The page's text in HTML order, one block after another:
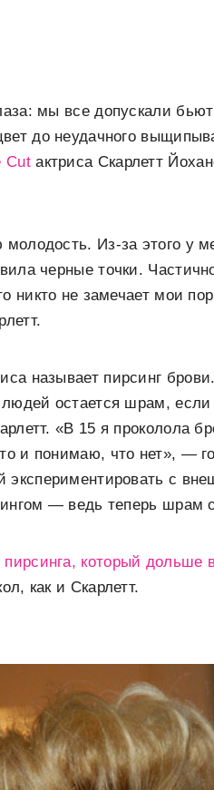
мы все допускали
до неудачного
Cutактриса Скарлетт
Из-за этого у
черные точки.
никто не замечает мои
называет пирсинг
людей остается шрам,
«В 15 я проколола
и понимаю, что нет», —
экспериментировать с
— ведь теперь шрам
который дольше
как и Скарлетт.